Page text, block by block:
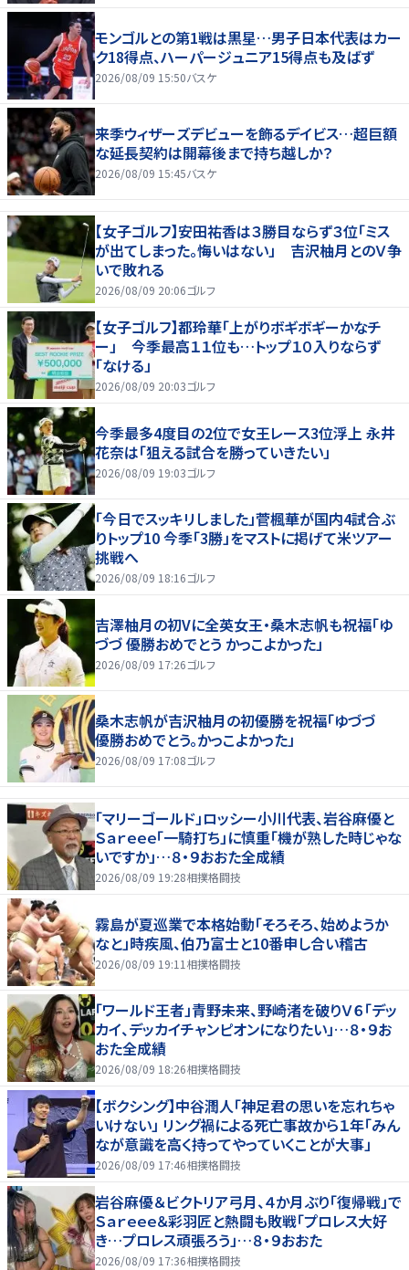
モンゴルとの第1戦は黒星…男子日本代表はカー
ク18得点、ハーパージュニア15得点も及ばず
2026/08/09 15:50バスケ
来季ウィザーズデビューを飾るデイビス…超巨額
な延長契約は開幕後まで持ち越しか？
2026/08/09 15:45バスケ
【女子ゴルフ】安田祐香は３勝目ならず３位「ミス
が出てしまった。悔いはない」 吉沢柚月とのＶ争
いで敗れる
2026/08/09 20:06ゴルフ
【女子ゴルフ】都玲華「上がりボギボギーかなチ
ー」 今季最高１１位も…トップ１０入りならず
「なける」
2026/08/09 20:03ゴルフ
今季最多4度目の2位で女王レース3位浮上 永井
花奈は「狙える試合を勝っていきたい」
2026/08/09 19:03ゴルフ
「今日でスッキリしました」菅楓華が国内4試合ぶ
りトップ10 今季「3勝」をマストに掲げて米ツアー
挑戦へ
2026/08/09 18:16ゴルフ
吉澤柚月の初Vに全英女王・桑木志帆も祝福「ゆ
づづ 優勝おめでとう かっこよかった」
2026/08/09 17:26ゴルフ
桑木志帆が吉沢柚月の初優勝を祝福「ゆづづ
優勝おめでとう。かっこよかった」
2026/08/09 17:08ゴルフ
「マリーゴールド」ロッシー小川代表、岩谷麻優と
Ｓａｒｅｅｅ「一騎打ち」に慎重「機が熟した時じゃな
いですか」…８・９おおた全成績
2026/08/09 19:28相撲格闘技
霧島が夏巡業で本格始動「そろそろ、始めようか
なと」時疾風、伯乃富士と10番申し合い稽古
2026/08/09 19:11 相撲格闘技
「ワールド王者」青野未来、野崎渚を破りＶ６「デッ
カイ、デッカイチャンピオンになりたい」…８・９お
おた全成績
2026/08/09 18:26相撲格闘技
【ボクシング】中谷潤人「神足君の思いを忘れちゃ
いけない」 リング禍による死亡事故から１年「みん
なが意識を高く持ってやっていくことが大事」
2026/08/09 17:46相撲格闘技
岩谷麻優＆ビクトリア弓月、４か月ぶり「復帰戦」で
Ｓａｒｅｅｅ＆彩羽匠と熱闘も敗戦「プロレス大好
き…プロレス頑張ろう」…８・９おおた
2026/08/09 17:36相撲格闘技